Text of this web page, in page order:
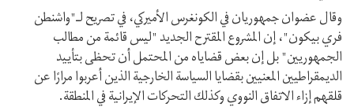
وقال عضوان جمهوريان في الكونغرس الأميركي، في تصريح لـ"واشنطن
فري بيكون"، إن المشروع المقترح الجديد "ليس قائمة من مطالب
الجمهوريين" بل إن بعض قضاياه من المحتمل أن تحظى بتأييد
الديمقراطيين المعنيين بقضايا السياسة الخارجية الذين أعربوا مرارًا عن
قلقهم إزاء الاتفاق النووي وكذلك التحركات الإيرانية في المنطقة.